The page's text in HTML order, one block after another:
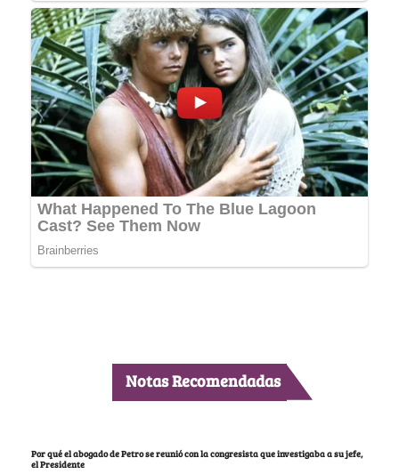
Notas Recomendadas
Por qué el abogado de Petro se reunió con la congresista que investigaba a su jefe,
el Presidente